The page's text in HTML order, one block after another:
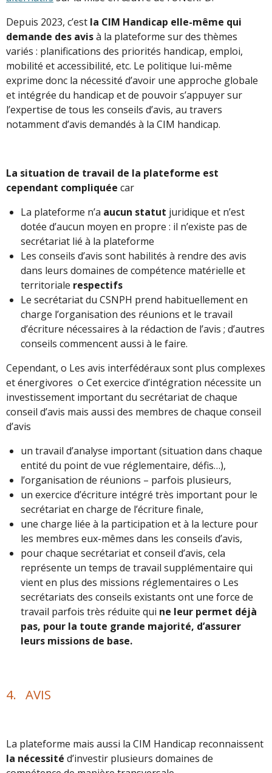
Depuis 2023, c’est la CIM Handicap elle-même qui
demande des avisà la plateforme sur des thèmes
variés : planifications des priorités handicap, emploi,
mobilité et accessibilité, etc. Le politique lui-même
exprime donc la nécessité d’avoir une approche globale
et intégrée du handicap et de pouvoir s’appuyer sur
l’expertise de tous les conseils d’avis, au travers
notamment d’avis demandés à la CIM handicap.
La situation de travail de la plateforme est
cependant compliquée car
La plateforme n’a aucun statut juridique et n’est
dotée d’aucun moyen en propre : il n’existe pas de
secrétariat lié à la plateforme
Les conseils d’avis sont habilités à rendre des avis
dans leurs domaines de compétence matérielle et
territoriale respectifs
Le secrétariat du CSNPH prend habituellement en
charge l’organisation des réunions et le travail
d’écriture nécessaires à la rédaction de l’avis ; d’autres
conseils commencent aussi à le faire.
Cependant, o Les avis interfédéraux sont plus complexes
et énergivores o Cet exercice d’intégration nécessite un
investissement important du secrétariat de chaque
conseil d’avis mais aussi des membres de chaque conseil
d’avis
un travail d’analyse important (situation dans chaque
entité du point de vue réglementaire, défis…),
l’organisation de réunions – parfois plusieurs,
un exercice d’écriture intégré très important pour le
secrétariat en charge de l’écriture finale,
une charge liée à la participation et à la lecture pour
les membres eux-mêmes dans les conseils d’avis,
pour chaque secrétariat et conseil d’avis, cela
représente un temps de travail supplémentaire qui
vient en plus des missions réglementaires o Les
secrétariats des conseils existants ont une force de
travail parfois très réduite qui ne leur permet déjà
pas, pour la toute grande majorité, d’assurer
leurs missions de base.
4. AVIS
La plateforme mais aussi la CIM Handicap reconnaissent
la nécessité d’investir plusieurs domaines de